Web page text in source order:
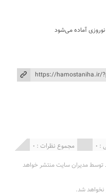
آماده می‌شود
مجموع نظرات : 0 0
توسط مدیران سایت منتشر خواهد
نخواهد شد.